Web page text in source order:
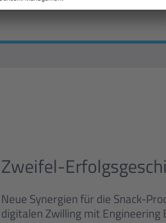
Zweifel-
Neue Synergien für die Snack-
digitalen Zwilling mit Engineering